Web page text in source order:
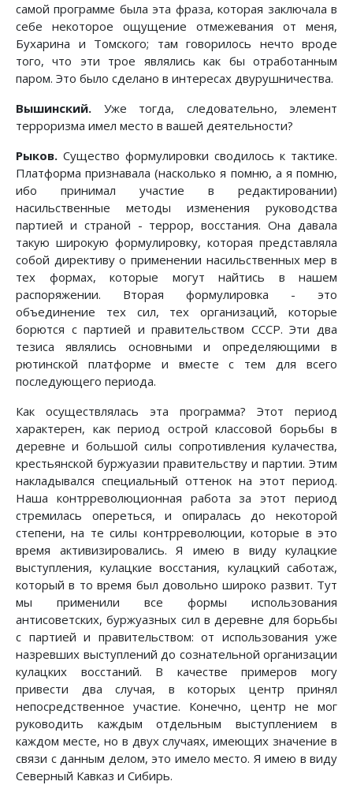
самой программе была эта фраза, которая заключала в
себе некоторое ощущение отмежевания от меня,
Бухарина и Томского; там говорилось нечто вроде
того, что эти трое являлись как бы отработанным
паром. Это было сделано в интересах двурушничества.
Вышинский. Уже тогда, следовательно, элемент
терроризма имел место в вашей деятельности?
Рыков. Существо формулировки сводилось к тактике.
Платформа признавала (насколько я помню, а я помню,
ибо принимал участие в редактировании)
насильственные методы изменения руководства
партией и страной - террор, восстания. Она давала
такую широкую формулировку, которая представляла
собой директиву о применении насильственных мер в
тех формах, которые могут найтись в нашем
распоряжении. Вторая формулировка - это
объединение тех сил, тех организаций, которые
борются с партией и правительством СССР. Эти два
тезиса являлись основными и определяющими в
рютинской платформе и вместе с тем для всего
последующего периода.
Как осуществлялась эта программа? Этот период
характерен, как период острой классовой борьбы в
деревне и большой силы сопротивления кулачества,
крестьянской буржуазии правительству и партии. Этим
накладывался специальный оттенок на этот период.
Наша контрреволюционная работа за этот период
стремилась опереться, и опиралась до некоторой
степени, на те силы контрреволюции, которые в это
время активизировались. Я имею в виду кулацкие
выступления, кулацкие восстания, кулацкий саботаж,
который в то время был довольно широко развит. Тут
мы применили все формы использования
антисоветских, буржуазных сил в деревне для борьбы
с партией и правительством: от использования уже
назревших выступлений до сознательной организации
кулацких восстаний. В качестве примеров могу
привести два случая, в которых центр принял
непосредственное участие. Конечно, центр не мог
руководить каждым отдельным выступлением в
каждом месте, но в двух случаях, имеющих значение в
связи с данным делом, это имело место. Я имею в виду
Северный Кавказ и Сибирь.